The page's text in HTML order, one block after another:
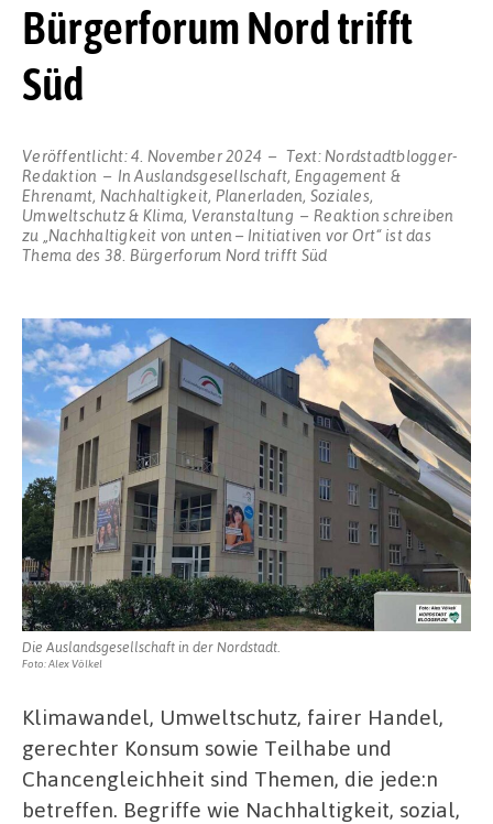
Bürgerforum Nord trifft
Süd
Veröffentlicht:4. November 2024 Text: Nordstadtblogger-
Redaktion
InAuslandsgesellschaft, Engagement &
Ehrenamt, Nachhaltigkeit, Planerladen, Soziales,
Umweltschutz & Klima, Veranstaltung
Reaktion schreiben
zu „Nachhaltigkeit von unten – Initiativen vor Ort“ ist das
Thema des 38. Bürgerforum Nord trifft Süd
Die Auslandsgesellschaft in der Nordstadt.
Foto: Alex Völkel
Klimawandel, Umweltschutz, fairer Handel,
gerechter Konsum sowie Teilhabe und
Chancengleichheit sind Themen, die jede:n
betreffen. Begriffe wie Nachhaltigkeit, sozial,